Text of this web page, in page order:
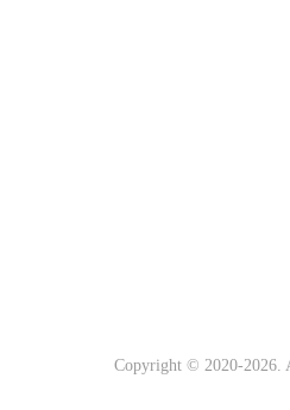
Copyright © 2020-2026.